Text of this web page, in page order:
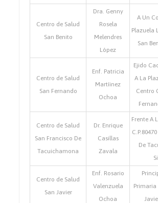
Centro de Salud
San Benito
Dra. Genny
Rosela
Melendres
López
A Un
Plazuela
San
Centro de Salud
San Fernando
Enf. Patricia
Martíinez
Ochoa
Ejido
A La
Centro
Centro de Salud
San Francisco De
Tacuichamona
Dr. Enrique
Casillas
Zavala
Frente A
De
Centro de Salud
San Javier
Enf. Rosario
Valenzuela
Ochoa
Primaria